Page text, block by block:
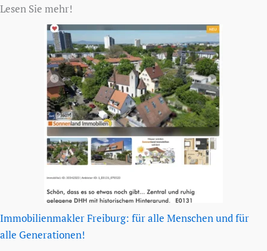
Lesen Sie mehr!
Immobilienmakler Freiburg: für alle Menschen und für
alle Generationen!